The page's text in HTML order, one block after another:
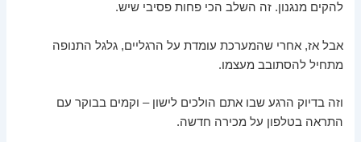
להקים מנגנון. זה השלב הכי פחות פסיבי שיש.
אבל אז, אחרי שהמערכת עומדת על הרגליים, גלגל התנופה
מתחיל להסתובב מעצמו.
וזה בדיוק הרגע שבו אתם הולכים לישון – וקמים בבוקר עם
התראה בטלפון על מכירה חדשה.